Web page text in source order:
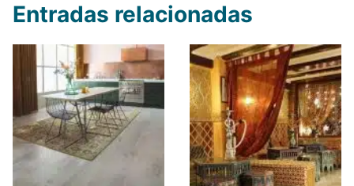
Entradas relacionadas